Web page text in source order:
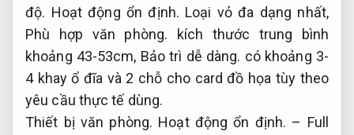
độ. Hoạt động ổn định. Loại vỏ đa dạng nhất,
Phù hợp văn phòng. kích thước trung bình
khoảng 43-53cm, Bảo trì dễ dàng. có khoảng 3-
4 khay ổ đĩa và 2 chỗ cho card đồ họa tùy theo
yêu cầu thực tế dùng.
Thiết bị văn phòng. Hoạt động ổn định. – Full